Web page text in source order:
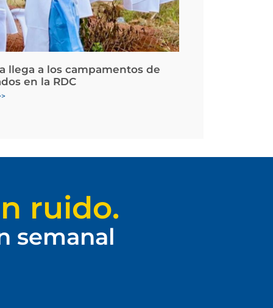
llega a los campamentos de
en la RDC
ruido.
semanal